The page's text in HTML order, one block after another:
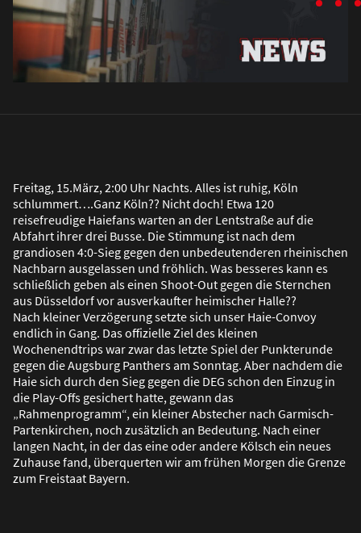
Freitag, 15.März, 2:00 Uhr Nachts. Alles ist ruhig, Köln
schlummert….Ganz Köln?? Nicht doch! Etwa 120
reisefreudige Haiefans warten an der Lentstraße auf die
Abfahrt ihrer drei Busse. Die Stimmung ist nach dem
grandiosen 4:0-Sieg gegen den unbedeutenderen rheinischen
Nachbarn ausgelassen und fröhlich. Was besseres kann es
schließlich geben als einen Shoot-Out gegen die Sternchen
aus Düsseldorf vor ausverkaufter heimischer Halle??
Nach kleiner Verzögerung setzte sich unser Haie-Convoy
endlich in Gang. Das offizielle Ziel des kleinen
Wochenendtrips war zwar das letzte Spiel der Punkterunde
gegen die Augsburg Panthers am Sonntag. Aber nachdem die
Haie sich durch den Sieg gegen die DEG schon den Einzug in
die Play-Offs gesichert hatte, gewann das
„Rahmenprogramm“, ein kleiner Abstecher nach Garmisch-
Partenkirchen, noch zusätzlich an Bedeutung. Nach einer
langen Nacht, in der das eine oder andere Kölsch ein neues
Zuhause fand, überquerten wir am frühen Morgen die Grenze
zum Freistaat Bayern.